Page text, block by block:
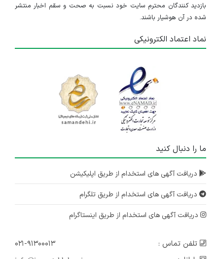
بازدید کنندگان محترم سایت خود نسبت به صحت و سقم اخبار منتشر
شده در آن هوشیار باشند.
نماد اعتماد الکترونیکی
ما را دنبال کنید
دریافت آگهی های استخدام از طریق اپلیکیشن
دریافت آگهی های استخدام از طریق تلگرام
دریافت آگهی های استخدام از طریق اینستاگرام
تلفن تماس :
۰۲۱-۹۱۳۰۰۰۱۳